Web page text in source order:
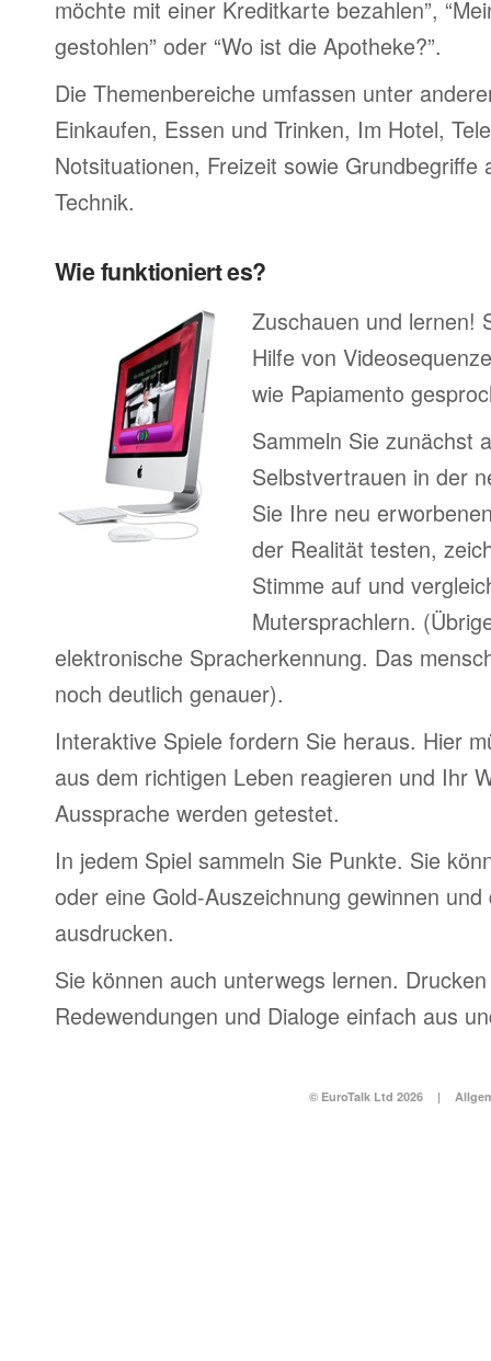
möchte mit einer Kreditkarte bezahlen”,
gestohlen” oder “Wo ist die Apotheke?”.
Die Themenbereiche umfassen unter
Einkaufen, Essen und Trinken, Im Hotel,
Notsituationen, Freizeit sowie
Technik.
Wie funktioniert es?
Zuschauen und lernen!
Hilfe von
wie Papiamento
Sammeln Sie zunächst
Selbstvertrauen in der
Sie Ihre neu
der Realität testen,
Stimme auf und
Mutersprachlern.
elektronische Spracherkennung. Das
noch deutlich genauer).
Interaktive Spiele fordern Sie heraus. Hier
aus dem richtigen Leben reagieren und Ihr
Aussprache werden getestet.
In jedem Spiel sammeln Sie Punkte. Sie
oder eine Gold-Auszeichnung gewinnen
ausdrucken.
Sie können auch unterwegs lernen.
Redewendungen und Dialoge einfach aus
© EuroTalk Ltd 2026 |